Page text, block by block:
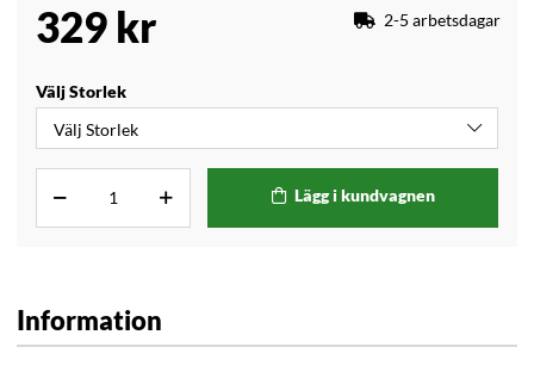
329 kr 2-5 arbetsdagar
Välj Storlek
Lägg i kundvagnen
Information